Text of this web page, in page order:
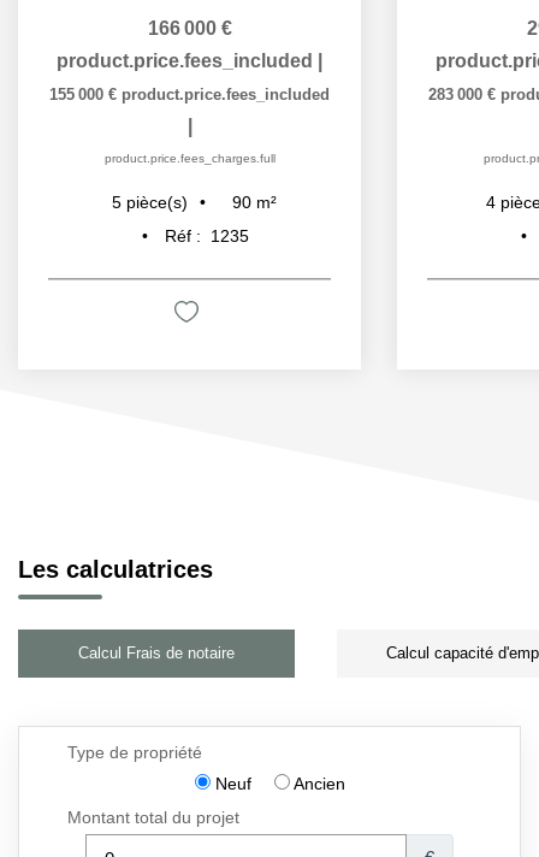
166 000 €
product.price.fees_included
155 000 € product.price.fees_included
product.price.fees_charges.full
5 pièce(s) 90 m²
Réf :
1235
283 000 €
4
Les calculatrices
Calcul Frais de notaire Calcul capacité